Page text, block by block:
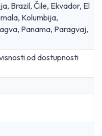
Brazil, Čile, Ekvador, El
Kolumbija,
Panama, Paragvaj,
od dostupnosti